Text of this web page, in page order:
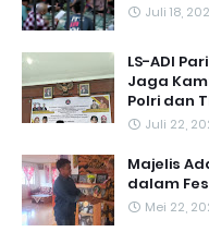
Juli 18,
LS-ADI
Jaga
Polri dan
Juli 22,
Majelis
dalam
Mei 22,